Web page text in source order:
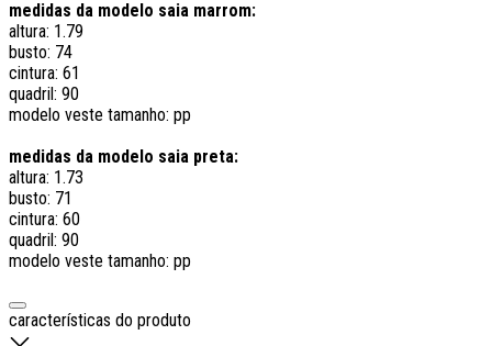
medidas da modelo saia marrom:
altura: 1.79
busto: 74
cintura: 61
quadril: 90
modelo veste tamanho: pp
medidas da modelo saia preta:
altura: 1.73
busto: 71
cintura: 60
quadril: 90
modelo veste tamanho: pp
características do produto